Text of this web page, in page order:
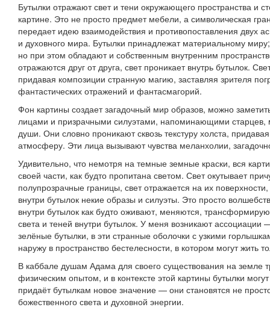
Бутылки отражают свет и тени окружающего пространства и
картине. Это не просто предмет мебели, а символическая
передает идею взаимодействия и противопоставления двух
и духовного мира. Бутылки принадлежат материальному
но при этом обладают и собственным внутренним
отражаются друг от друга, свет проникает внутрь бутылок.
придавая композиции странную магию, заставляя зрителя
фантастических отражений и фантасмагорий.
Фон картины создает загадочный мир образов, можно
лицами и призрачными силуэтами, напоминающими старцев,
души. Они словно проникают сквозь текстуру холста,
атмосферу. Эти лица вызывают чувства меланхолии,
Удивительно, что немотря на темные земные краски, вся
своей части, как будто пропитана светом. Свет окутывает
полупрозрачные границы, свет отражается на их
внутри бутылок некие образы и силуэты. Это просто
внутри бутылок как будто оживают, меняются,
света и теней внутри бутылок. У меня возникают
зелёные бутылки, в эти странные оболочки с узкими
наружу в пространство бестелесности, в котором могут жить
В каббале душам Адама для своего существования на земле
физическим опытом, и в контексте этой картины бутылки
придаёт бутылкам новое значение — они становятся не
божественного света и духовной энергии.